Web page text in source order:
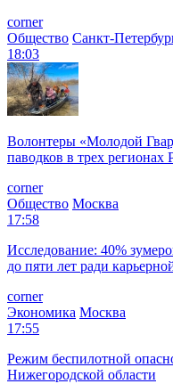
corner
Общество Санкт-
18:03
Волонтеры «Молодой
паводков в трех регионах
corner
Общество Москва
17:58
Исследование: 40%
до пяти лет ради
corner
Экономика Москва
17:55
Режим беспилотной
Нижегородской области